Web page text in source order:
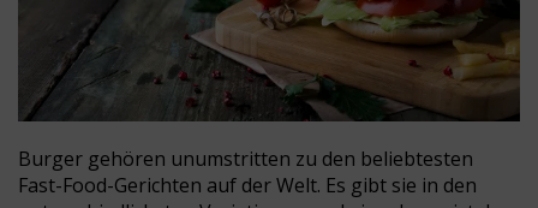
Burger gehören unumstritten zu den beliebtesten
Fast-Food-Gerichten auf der Welt. Es gibt sie in den